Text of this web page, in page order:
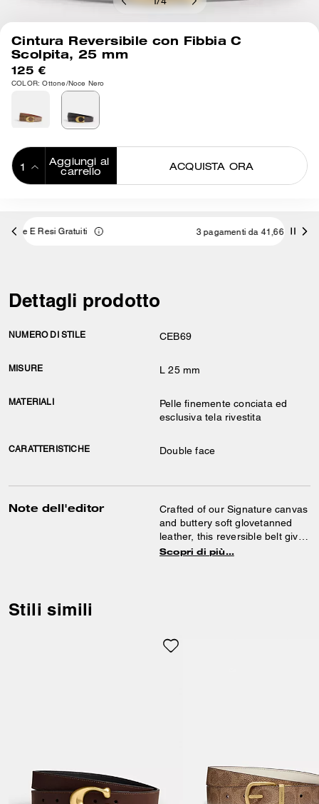
/4
Cintura Reversibile con Fibbia C
Scolpita, 25 mm
125 €
COLOR: Ottone/Noce Nero
Aggiungi al
carrello
ACQUISTA ORA
3 pagamenti da 41,66 € a interessi 0% con
Dettagli prodotto
NUMERO DI STILE CEB69
MISURE L 25 mm
MATERIALI
Pelle finemente conciata ed
esclusiva tela rivestita
CARATTERISTICHE Double face
Note dell'editor
Crafted of our Signature canvas
and buttery soft glovetanned
leather, this reversible belt gives
you two looks in one. It's
Scopri di più…
Stili simili